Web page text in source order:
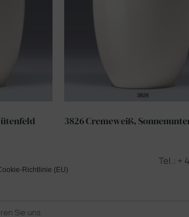
3826 Cremeweiß,
Richtlinie (EU)
Tel.: +
Sie uns